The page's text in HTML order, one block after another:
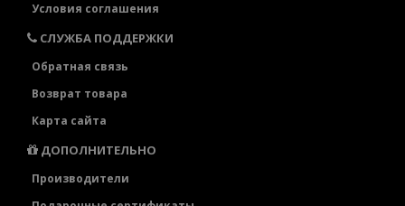
Условия соглашения
СЛУЖБА ПОДДЕРЖКИ
Обратная связь
Возврат товара
Карта сайта
ДОПОЛНИТЕЛЬНО
Производители